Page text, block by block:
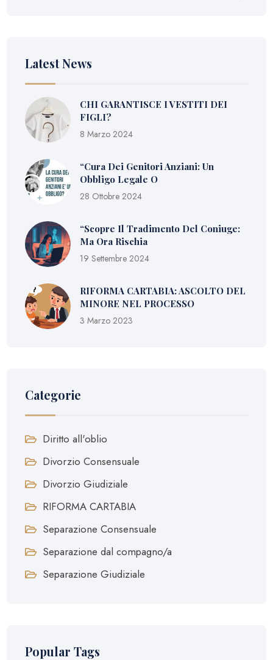
Latest News
CHI GARANTISCE I VESTITI DEI
FIGLI?
8 Marzo 2024
“Cura Dei Genitori Anziani: Un
Obbligo Legale O
28 Ottobre 2024
“Scopre Il Tradimento Del Coniuge:
Ma Ora Rischia
19 Settembre 2024
RIFORMA CARTABIA: ASCOLTO DEL
MINORE NEL PROCESSO
3 Marzo 2023
Categorie
Diritto all'oblio
Divorzio Consensuale
Divorzio Giudiziale
RIFORMA CARTABIA
Separazione Consensuale
Separazione dal compagno/a
Separazione Giudiziale
Popular Tags